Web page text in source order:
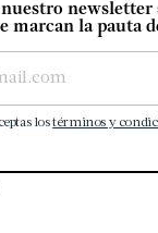
newsletter
marcan la pauta